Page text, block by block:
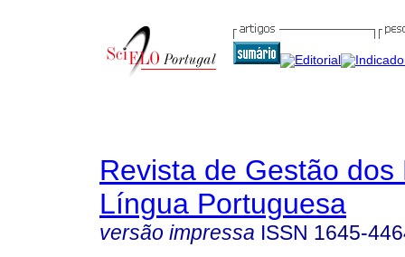
Revista de Gestão dos
Língua Portuguesa
versão impressa ISSN 1645-